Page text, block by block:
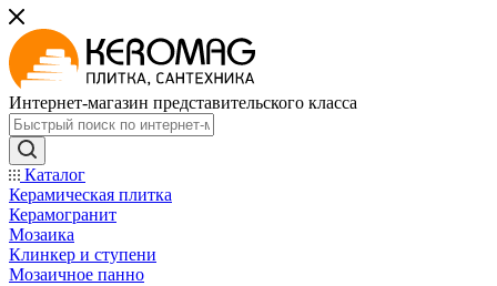
Интернет-магазин представительского класса
Каталог
Керамическая плитка
Керамогранит
Мозаика
Клинкер и ступени
Мозаичное панно